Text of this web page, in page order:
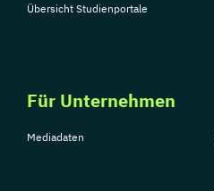
Übersicht Studienportale
Für Unternehmen
Mediadaten